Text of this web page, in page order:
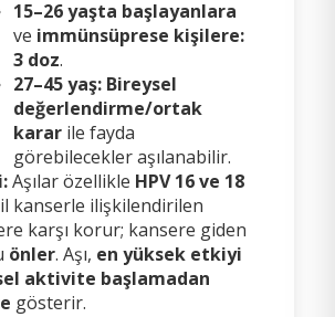
15–26 yaşta başlayanlara
ve immünsüprese kişilere:
3 doz.
27–45 yaş: Bireysel
değerlendirme/ortak
kararile fayda
görebilecekler aşılanabilir.
Aşılar özellikle HPV 16 ve 18
kanserle ilişkilendirilen
karşı korur; kansere giden
önler. Aşı, en yüksek etkiyi
aktivite başlamadan
gösterir.